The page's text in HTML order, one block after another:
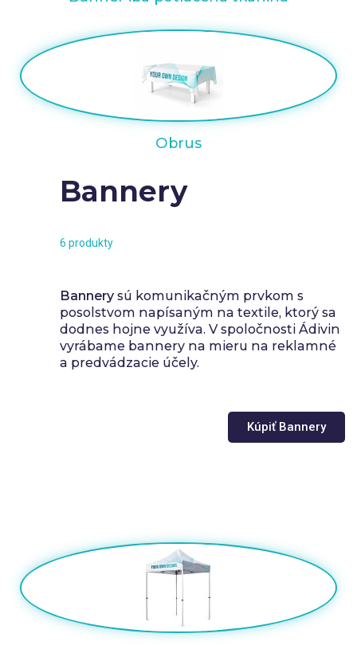
Používateľ (VAT):
Prístup
Español
Português
Deutsch
Italiano
Sverige
Slovenija
Slovenčina (Slovak)
Obrus
Bannery
6 produkty
Bannery sú komunikačným prvkom s
posolstvom napísaným na textile, ktorý sa
dodnes hojne využíva. V spoločnosti Ádivin
vyrábame bannery na mieru na reklamné
a predvádzacie účely.
Kúpiť Bannery
Espere, por favor